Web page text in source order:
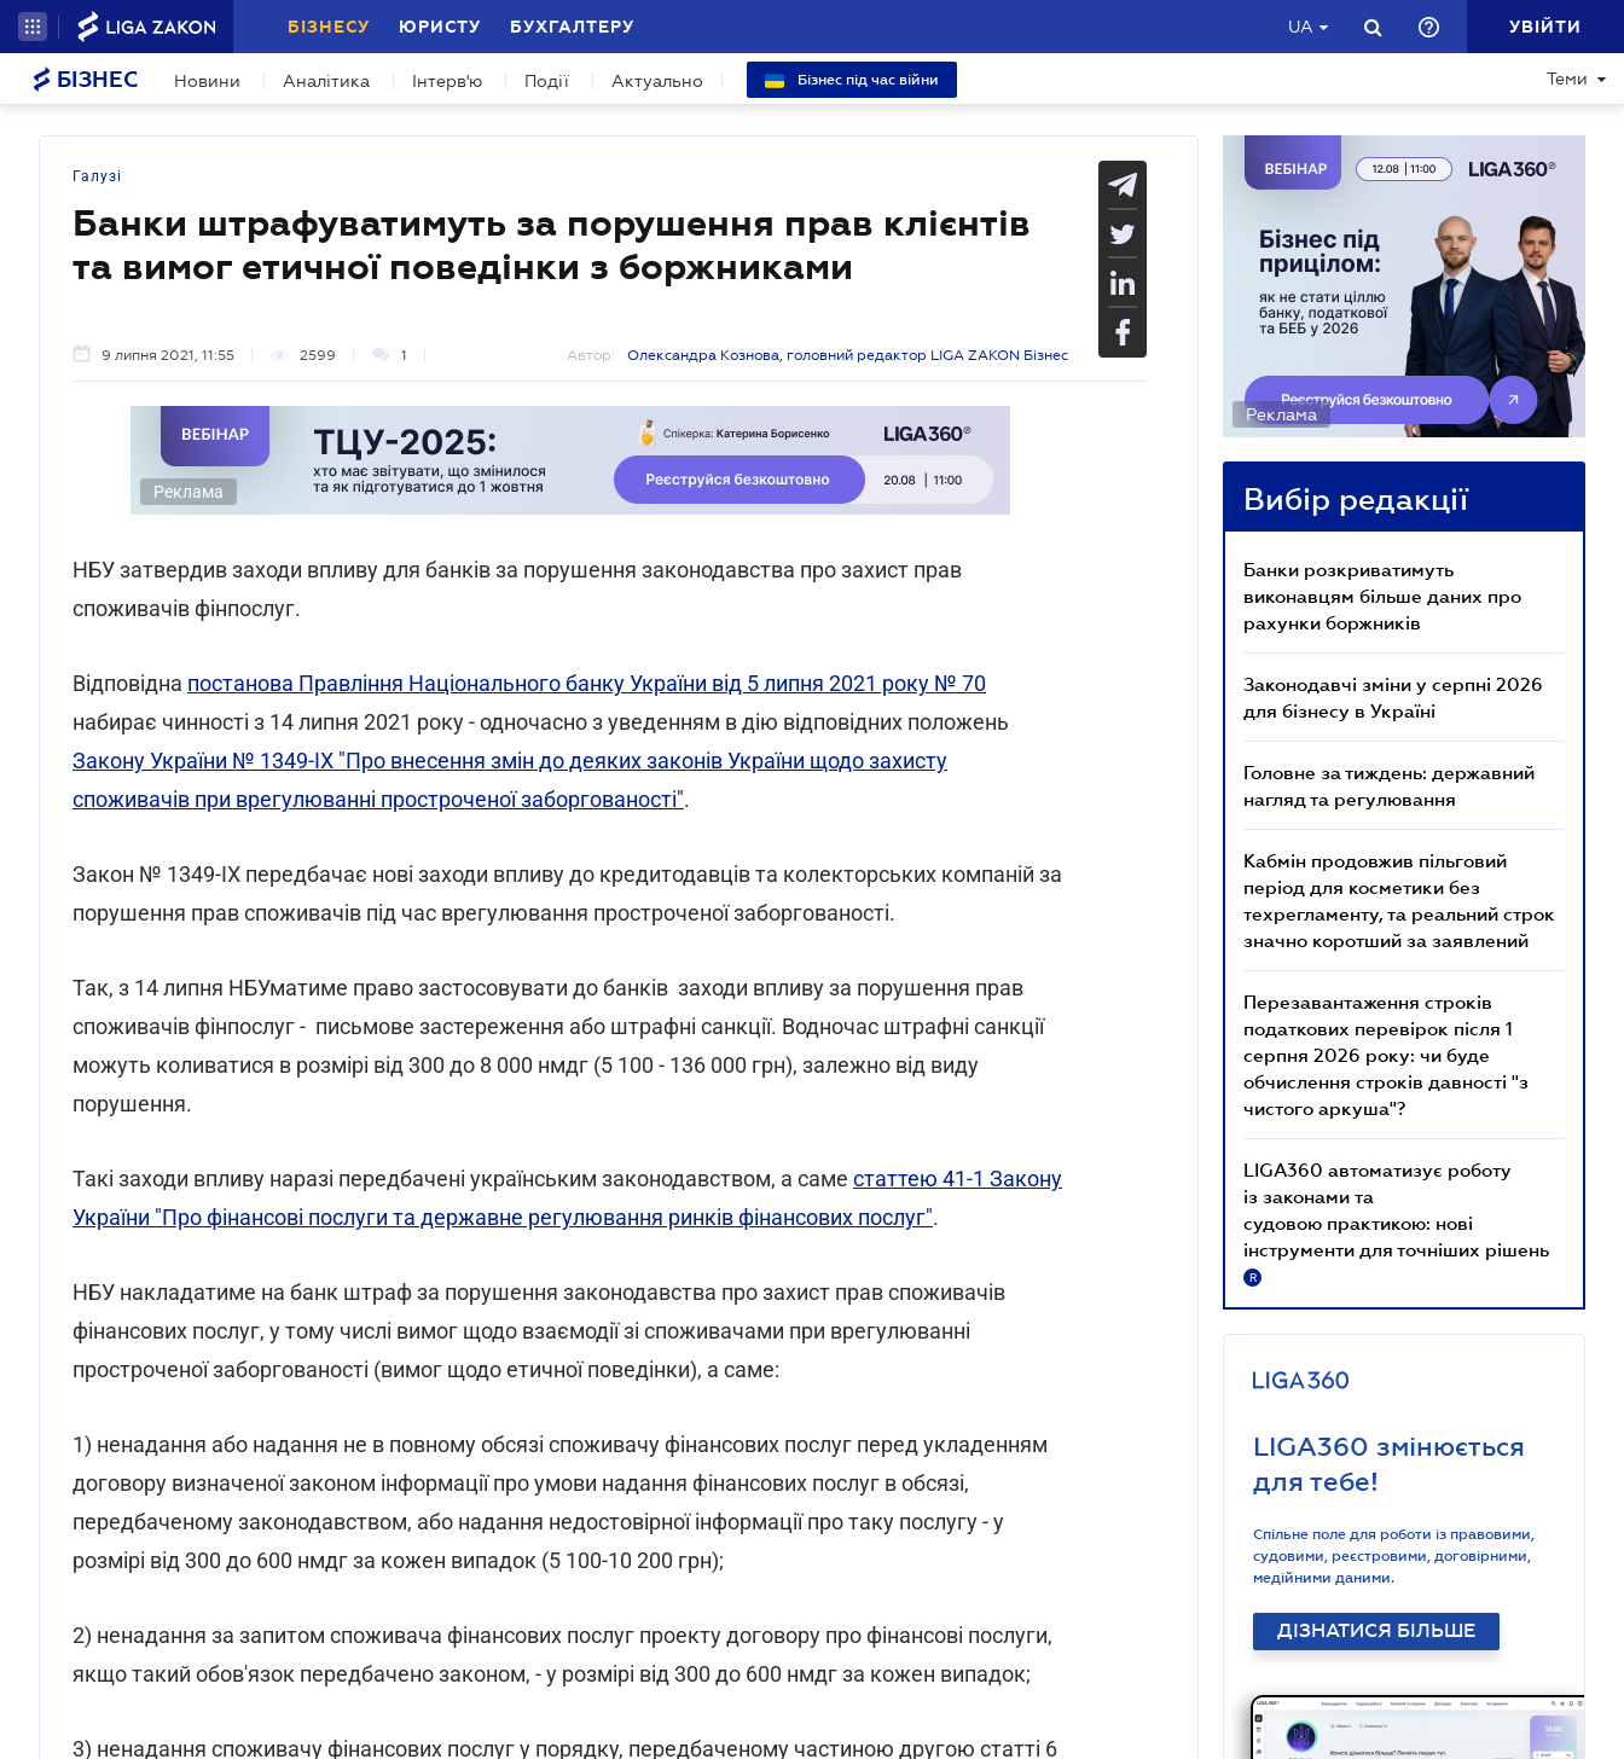
БІЗНЕСУ ЮРИСТУ БУХГАЛТЕРУ UA УВІЙТИ
БІЗНЕС Новини Аналітика Інтерв'ю Події Актуально Бізнес під час війни Теми
Галузі
Банки штрафуватимуть за порушення прав клієнтів
та вимог етичної поведінки з боржниками
9 липня 2021, 11:55 2599 1 Автор: Олександра Кознова, головний редактор LIGA ZAKON Бізнес
Реклама
НБУ затвердив заходи впливу для банків за порушення законодавства про захист прав
споживачів фінпослуг.
Відповідна постанова Правління Національного банку України від 5 липня 2021 року № 70
набирає чинності з 14 липня 2021 року - одночасно з уведенням в дію відповідних положень
Закону України № 1349-ІХ "Про внесення змін до деяких законів України щодо захисту
споживачів при врегулюванні простроченої заборгованості".
Закон № 1349-ІХ передбачає нові заходи впливу до кредитодавців та колекторських компаній за
порушення прав споживачів під час врегулювання простроченої заборгованості.
Так, з 14 липня НБУматиме право застосовувати до банків заходи впливу за порушення прав
споживачів фінпослуг - письмове застереження або штрафні санкції. Водночас штрафні санкції
можуть коливатися в розмірі від 300 до 8 000 нмдг (5 100 - 136 000 грн), залежно від виду
порушення.
Такі заходи впливу наразі передбачені українським законодавством, а саме статтею 41-1 Закону
України "Про фінансові послуги та державне регулювання ринків фінансових послуг".
НБУ накладатиме на банк штраф за порушення законодавства про захист прав споживачів
фінансових послуг, у тому числі вимог щодо взаємодії зі споживачами при врегулюванні
простроченої заборгованості (вимог щодо етичної поведінки), а саме:
1) ненадання або надання не в повному обсязі споживачу фінансових послуг перед укладенням
договору визначеної законом інформації про умови надання фінансових послуг в обсязі,
передбаченому законодавством, або надання недостовірної інформації про таку послугу - у
розмірі від 300 до 600 нмдг за кожен випадок (5 100-10 200 грн);
2) ненадання за запитом споживача фінансових послуг проекту договору про фінансові послуги,
якщо такий обов'язок передбачено законом, - у розмірі від 300 до 600 нмдг за кожен випадок;
3) ненадання споживачу фінансових послуг у порядку, передбаченому частиною другою статті 6
Реклама
Вибір редакції
Банки розкриватимуть
виконавцям більше даних про
рахунки боржників
Законодавчі зміни у серпні 2026
для бізнесу в Україні
Головне за тиждень: державний
нагляд та регулювання
Кабмін продовжив пільговий
період для косметики без
техрегламенту, та реальний строк
значно коротший за заявлений
Перезавантаження строків
податкових перевірок після 1
серпня 2026 року: чи буде
обчислення строків давності "з
чистого аркуша"?
LIGA360 автоматизує роботу
із законами та
судовою практикою: нові
інструменти для точніших рішень
R
LIGA360 змінюється
для тебе!
Спільне поле для роботи із правовими,
судовими, реєстровими, договірними,
медійними даними.
ДІЗНАТИСЯ БІЛЬШЕ